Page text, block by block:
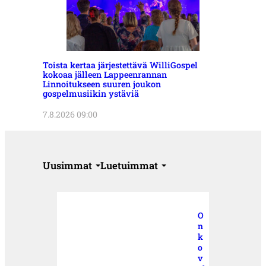
Toista kertaa järjestettävä WilliGospel
kokoaa jälleen Lappeenrannan
Linnoitukseen suuren joukon
gospelmusiikin ystäviä
7.8.2026 09:00
Uusimmat Luetuimmat
O
n
k
o
v